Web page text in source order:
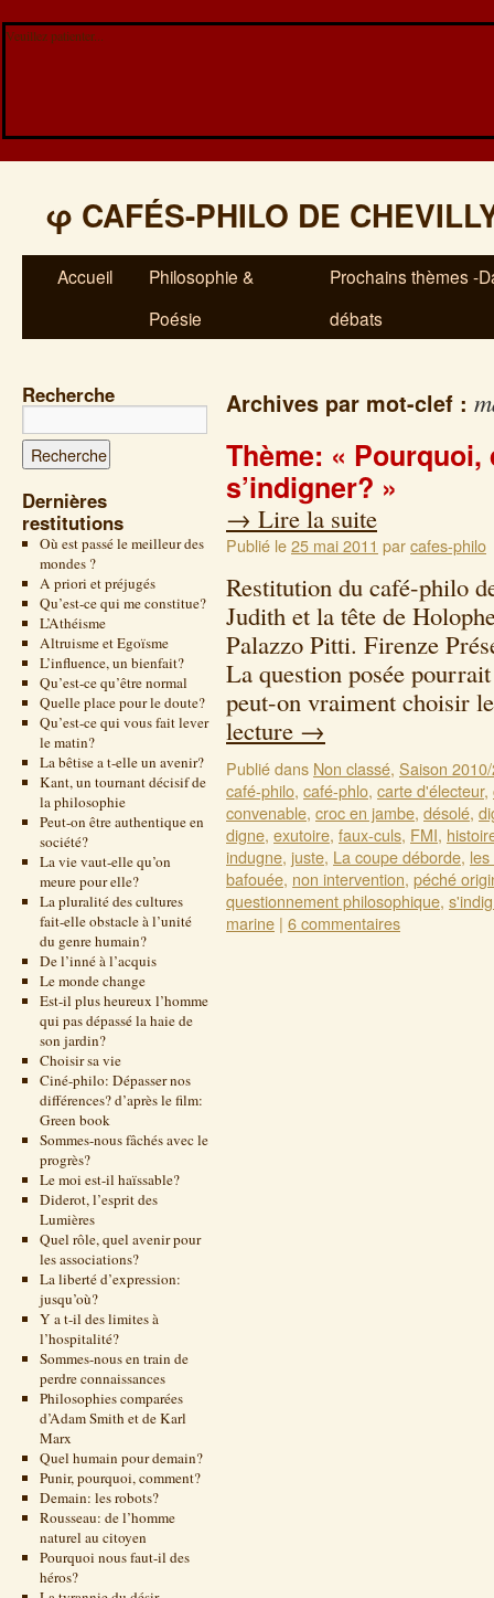
Veuillez patienter...
φ CAFÉS-PHILO DE
Accueil
Philosophie &
Poésie
Prochains thèmes -
débats
Recherche
Dernières
restitutions
Où est passé le meilleur des
mondes ?
A priori et préjugés
Qu’est-ce qui me constitue?
L’Athéisme
Altruisme et Egoïsme
L’influence, un bienfait?
Qu’est-ce qu’être normal
Quelle place pour le doute?
Qu’est-ce qui vous fait lever
le matin?
La bêtise a t-elle un avenir?
Kant, un tournant décisif de
la philosophie
Peut-on être authentique en
société?
La vie vaut-elle qu’on
meure pour elle?
La pluralité des cultures
fait-elle obstacle à l’unité
du genre humain?
De l’inné à l’acquis
Le monde change
Est-il plus heureux l’homme
qui pas dépassé la haie de
son jardin?
Choisir sa vie
Ciné-philo: Dépasser nos
différences? d’après le film:
Green book
Sommes-nous fâchés avec le
progrès?
Le moi est-il haïssable?
Diderot, l’esprit des
Lumières
Quel rôle, quel avenir pour
les associations?
La liberté d’expression:
jusqu’où?
Y a t-il des limites à
l’hospitalité?
Sommes-nous en train de
perdre connaissances
Philosophies comparées
d’Adam Smith et de Karl
Marx
Quel humain pour demain?
Punir, pourquoi, comment?
Demain: les robots?
Rousseau: de l’homme
naturel au citoyen
Pourquoi nous faut-il des
héros?
Archives par mot-clef :
Thème: «
s’indigner? »
→ Lire la suite
Publié le25 mai 2011 parcafes-philo
Restitution du café-philo
Judith et la tête de
Palazzo Pitti. Firenze
La question posée
peut-on vraiment choisir
lecture →
Publié dans Non classé, Saison
café-philo, café-phlo, carte d'électeur,
convenable, croc en jambe, désolé,
digne, exutoire, faux-culs, FMI,
indugne, juste, La coupe déborde,
bafouée, non intervention, péché
questionnement philosophique,
marine | 6 commentaires